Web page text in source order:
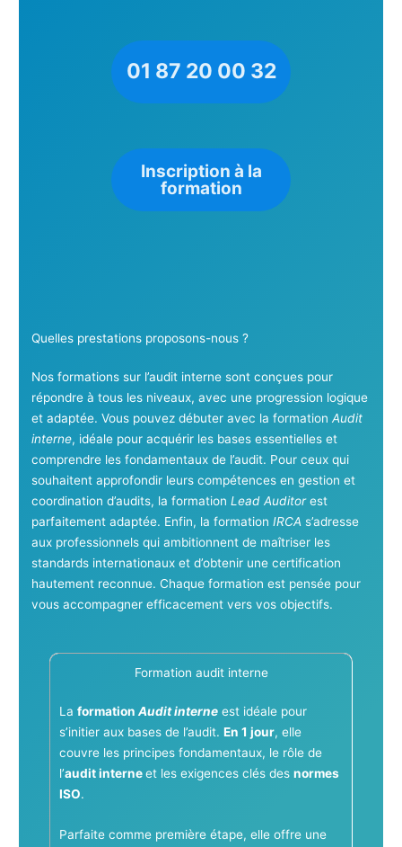
01 87 20 00 32
Inscription à la
formation
Quelles prestations proposons-nous ?
Nos formations sur l’audit interne sont conçues pour
répondre à tous les niveaux, avec une progression logique
et adaptée. Vous pouvez débuter avec la formation Audit
interne, idéale pour acquérir les bases essentielles et
comprendre les fondamentaux de l’audit. Pour ceux qui
souhaitent approfondir leurs compétences en gestion et
coordination d’audits, la formation Lead Auditorest
parfaitement adaptée. Enfin, la formation IRCAs’adresse
aux professionnels qui ambitionnent de maîtriser les
standards internationaux et d’obtenir une certification
hautement reconnue. Chaque formation est pensée pour
vous accompagner efficacement vers vos objectifs.
Formation audit interne
La formation Audit interneest idéale pour
s’initier aux bases de l’audit. En 1 jour, elle
couvre les principes fondamentaux, le rôle de
l’audit interneet les exigences clés des normes
ISO.
Parfaite comme première étape, elle offre une